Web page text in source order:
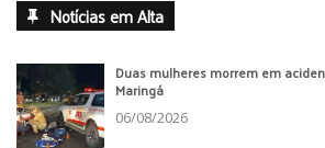
Notícias em Alta
Duas mulheres morrem em
Maringá
06/08/2026